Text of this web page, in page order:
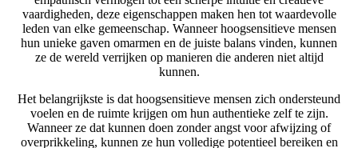
vaardigheden, deze eigenschappen maken hen tot waardevolle
leden van elke gemeenschap. Wanneer hoogsensitieve mensen
hun unieke gaven omarmen en de juiste balans vinden, kunnen
ze de wereld verrijken op manieren die anderen niet altijd
kunnen.
Het belangrijkste is dat hoogsensitieve mensen zich ondersteund
voelen en de ruimte krijgen om hun authentieke zelf te zijn.
Wanneer ze dat kunnen doen zonder angst voor afwijzing of
overprikkeling, kunnen ze hun volledige potentieel bereiken en